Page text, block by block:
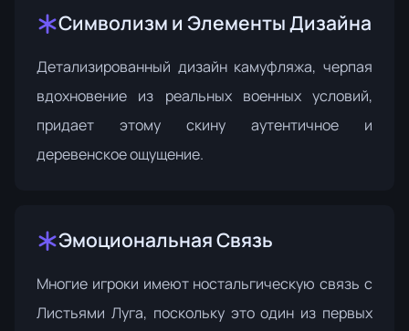
Символизм и Элементы Дизайна
Детализированный дизайн камуфляжа, черпая
вдохновение из реальных военных условий,
придает этому скину аутентичное и
деревенское ощущение.
Эмоциональная Связь
Многие игроки имеют ностальгическую связь с
Листьями Луга, поскольку это один из первых